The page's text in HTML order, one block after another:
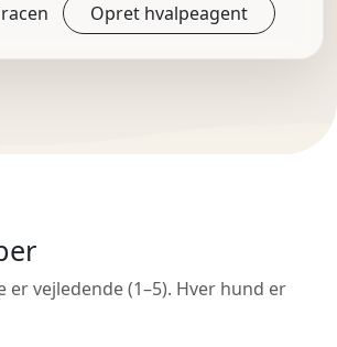
Opret hvalpeagent
er vejledende (1–5). Hver hund er